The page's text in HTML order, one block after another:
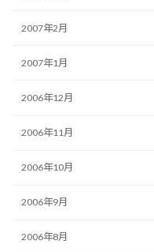
2007年2月
2007年1月
2006年12月
2006年11月
2006年10月
2006年9月
2006年8月